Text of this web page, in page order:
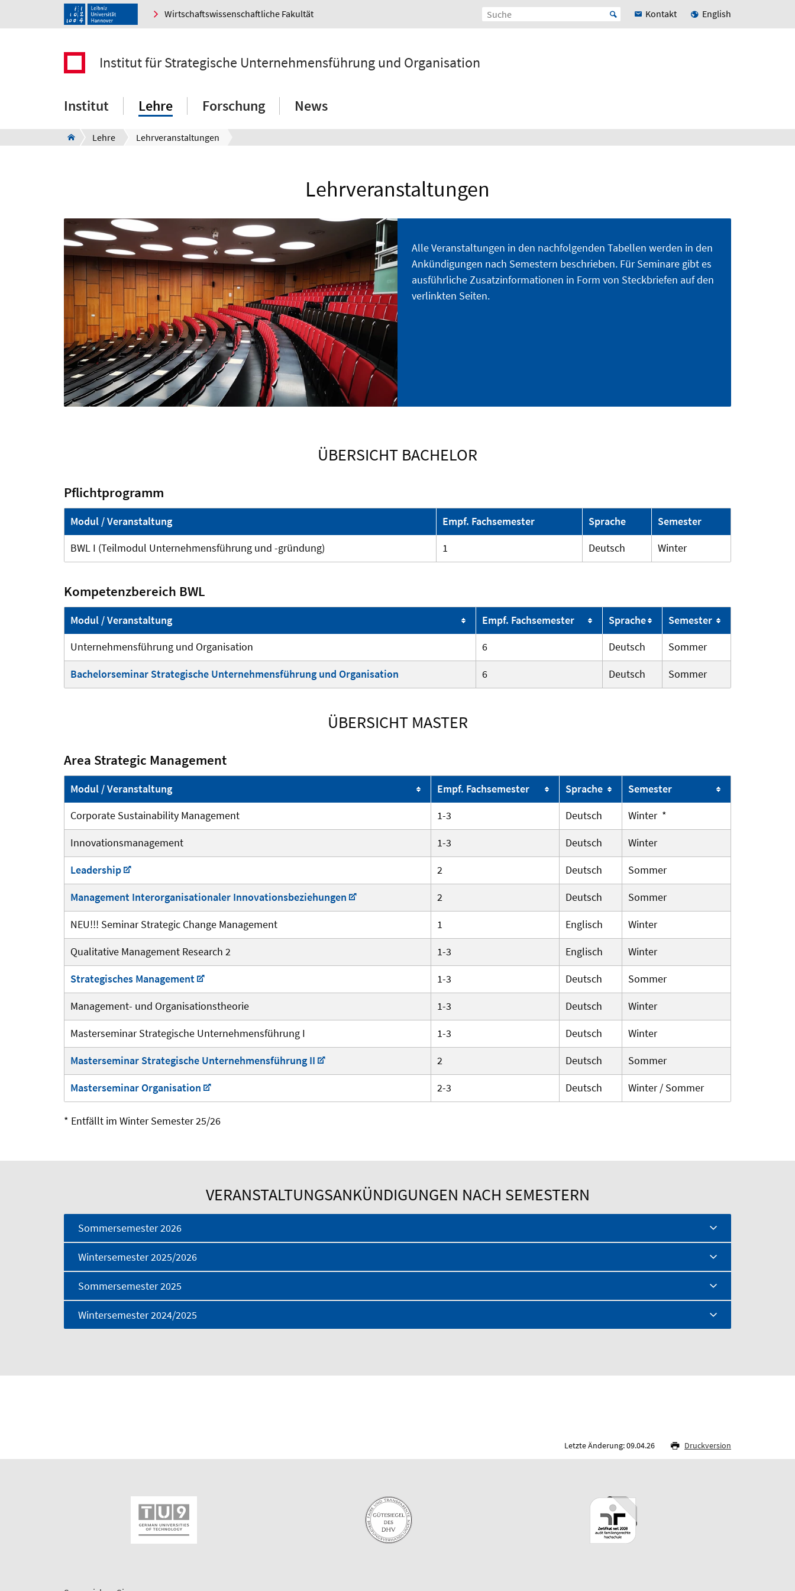
Wirtschaftswissenschaftliche Fakultät Kontakt English
Institut für Strategische Unternehmensführung und Organisation
Institut Lehre Forschung News
Lehre Lehrveranstaltungen
Lehrveranstaltungen
Alle Veranstaltungen in den nachfolgenden Tabellen werden in den
Ankündigungen nach Semestern beschrieben. Für Seminare gibt es
ausführliche Zusatzinformationen in Form von Steckbriefen auf den
verlinkten Seiten.
ÜBERSICHT BACHELOR
Pflichtprogramm
Modul / Veranstaltung Empf. Fach­semester Sprache
Semester
BWL I (Teilmodul Unternehmensführung und -gründung)
1 Deutsch Winter
Kompetenzbereich BWL
Modul / Veranstaltung Empf. Fach­semester Sprache
Semester
Unternehmensführung und Organisation
6 Deutsch
Sommer
Bachelorseminar Strategische Unternehmensführung und Organisation
6 Deutsch Sommer
ÜBERSICHT MASTER
Area Strategic Management
Modul / Veranstaltung Empf. Fach­semester Sprache
Semester
Corporate Sustainability Management
1-3 Deutsch
Winter *
Innovationsmanagement
1-3 Deutsch
Winter
Leadership
2 Deutsch
Sommer
Management Interorganisationaler Innovationsbeziehungen
2 Deutsch
Sommer
NEU!!! Seminar Strategic Change Management
1 Englisch
Winter
Qualitative Management Research 2
1-3 Englisch
Winter
Strategisches Management
1-3 Deutsch
Sommer
Management- und Organisationstheorie
1-3 Deutsch
Winter
Masterseminar Strategische Unternehmensführung I
1-3 Deutsch
Winter
Masterseminar Strategische Unternehmensführung II
2 Deutsch
Sommer
Masterseminar Organisation
2-3 Deutsch Winter / Sommer
* Entfällt im Winter Semester 25/26
VERANSTALTUNGSANKÜNDIGUNGEN NACH SEMESTERN
Sommersemester 2026
Wintersemester 2025/2026
Sommersemester 2025
Wintersemester 2024/2025
Letzte Änderung: 09.04.26 Druckversion